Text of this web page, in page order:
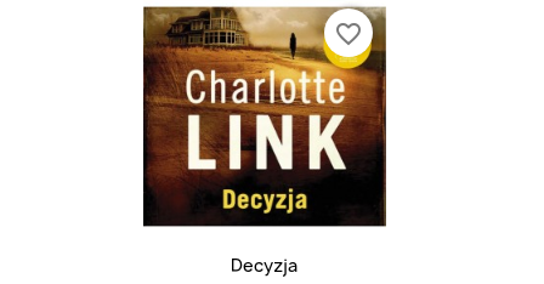
Decyzja
favorite_border